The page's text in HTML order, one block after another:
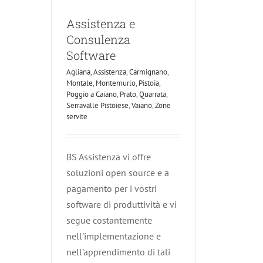
Assistenza e
Consulenza
Software
Agliana,Assistenza,Carmignano,
Montale, Montemurlo, Pistoia,
Poggio a Caiano, Prato,Quarrata,
Serravalle Pistoiese,Vaiano,Zone
servite
BS Assistenza vi offre
soluzioni open source e a
pagamento per i vostri
software di produttività e vi
segue costantemente
nell'implementazione e
nell'apprendimento di tali